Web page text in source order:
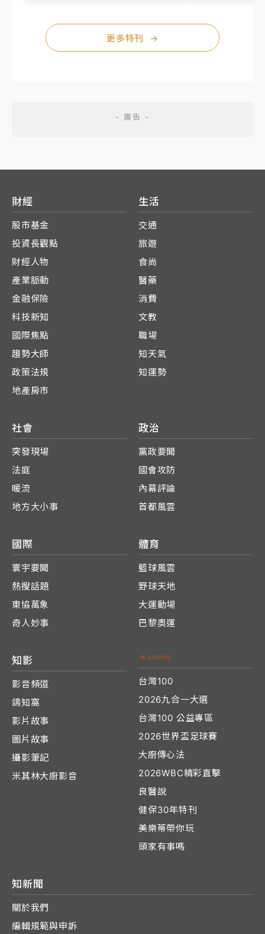
更多特刊 →
財經
股市基金
投資長觀點
財經人物
產業脈動
金融保險
科技新知
國際焦點
趨勢大師
政策法規
地產房市
生活
交通
旅遊
食尚
醫藥
消費
文教
職場
知天氣
知運勢
社會
突發現場
法庭
暖流
地方大小事
政治
黨政要聞
國會攻防
內幕評論
首都風雲
國際
寰宇要聞
熱搜話題
東協萬象
奇人妙事
體育
籃球風雲
野球天地
大運動場
巴黎奧運
知影
影音頻道
鴿知窩
影片故事
圖片故事
攝影筆記
米其林大廚影音
台灣100
2026九合一大選
台灣100 公益專區
2026世界盃足球賽
大廚傳心法
2026WBC精彩直擊
良醫說
健保30年特刊
美樂蒂帶你玩
頭家有事嗎
知新聞
關於我們
編輯規範與申訴